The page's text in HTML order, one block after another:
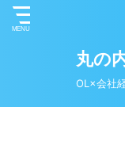
丸の
OL×会社